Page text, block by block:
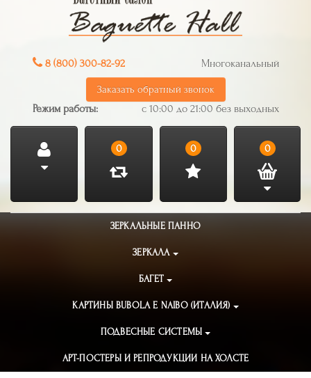
8 (800) 300-82-92 Многоканальный
Заказать обратный звонок
Режим работы: с 10:00 до 21:00 без выходных
0 0 0
ЗЕРКАЛЬНЫЕ ПАННО
ЗЕРКАЛА
БАГЕТ
КАРТИНЫ BUBOLA E NAIBO (ИТАЛИЯ)
ПОДВЕСНЫЕ СИСТЕМЫ
АРТ-ПОСТЕРЫ И РЕПРОДУКЦИИ НА ХОЛСТЕ